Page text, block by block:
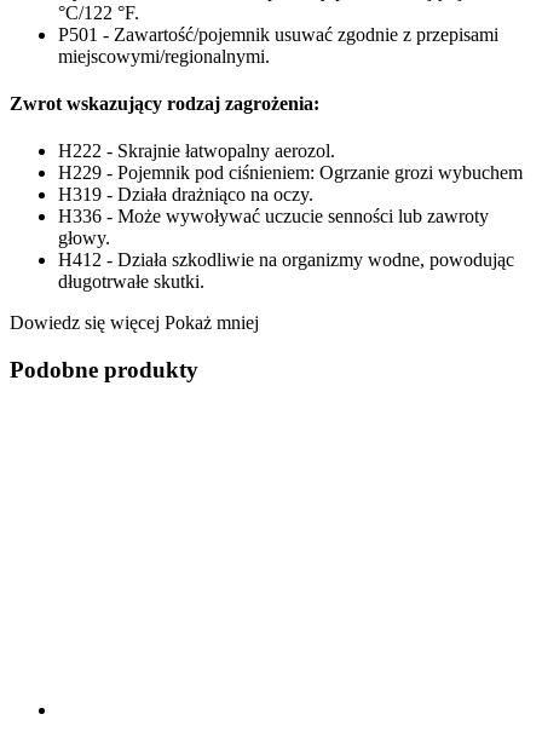
°C/122 °F.
P501 - Zawartość/pojemnik usuwać zgodnie z przepisami
miejscowymi/regionalnymi.
Zwrot wskazujący rodzaj zagrożenia:
H222 - Skrajnie łatwopalny aerozol.
H229 - Pojemnik pod ciśnieniem: Ogrzanie grozi wybuchem
H319 - Działa drażniąco na oczy.
H336 - Może wywoływać uczucie senności lub zawroty
głowy.
H412 - Działa szkodliwie na organizmy wodne, powodując
długotrwałe skutki.
Dowiedz się więcej Pokaż mniej
Podobne produkty